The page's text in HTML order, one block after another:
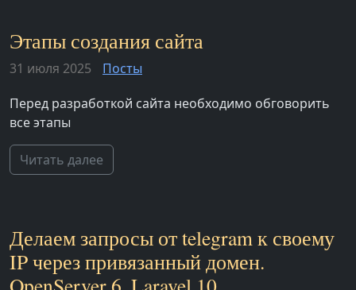
Этапы создания сайта
31 июля 2025
Посты
Перед разработкой сайта необходимо обговорить
все этапы
Читать далее
Делаем запросы от telegram к своему
IP через привязанный домен.